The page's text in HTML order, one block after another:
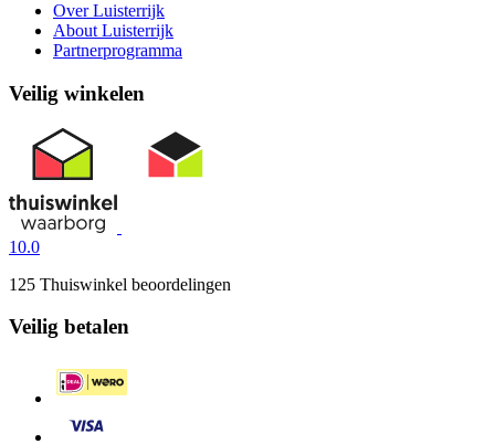
Over Luisterrijk
About Luisterrijk
Partnerprogramma
Veilig winkelen
10.0
125 Thuiswinkel beoordelingen
Veilig betalen